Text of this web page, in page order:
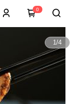
0
1/4